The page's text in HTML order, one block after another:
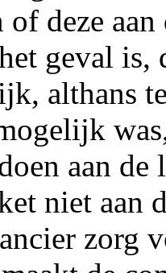
of deze
geval is,
althans
aan
niet aan
zorg